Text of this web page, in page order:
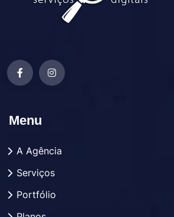
Menu
A Agência
Serviços
Portfólio